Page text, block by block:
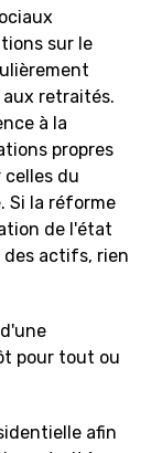
sur le
retraités.
à la
propres
du
Si la réforme
de l'état
actifs, rien
pour tout ou
afin